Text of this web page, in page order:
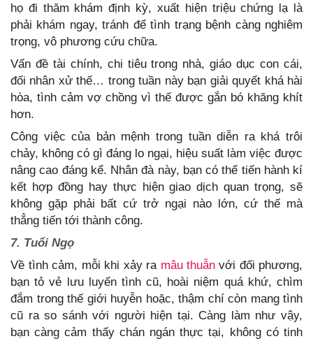
họ đi thăm khám định kỳ, xuất hiện triệu chứng lạ là
phải khám ngay, tránh để tình trạng bệnh càng nghiêm
trọng, vô phương cứu chữa.
Vấn đề tài chính, chi tiêu trong nhà, giáo dục con cái,
đối nhân xử thế… trong tuần này bạn giải quyết khá hài
hòa, tình cảm vợ chồng vì thế được gắn bó khăng khít
hơn.
Công việc của bản mệnh trong tuần diễn ra khá trôi
chảy, không có gì đáng lo ngại, hiệu suất làm việc được
nâng cao đáng kể. Nhân đà này, bạn có thể tiến hành kí
kết hợp đồng hay thực hiện giao dịch quan trọng, sẽ
không gặp phải bất cứ trở ngại nào lớn, cứ thế mà
thẳng tiến tới thành công.
7. Tuổi Ngọ
Về tình cảm, mỗi khi xảy ra mâu thuẫnvới đối phương,
bạn tỏ vẻ lưu luyến tình cũ, hoài niệm quá khứ, chìm
đắm trong thế giới huyễn hoặc, thậm chí còn mang tình
cũ ra so sánh với người hiện tại. Càng làm như vậy,
bạn càng cảm thấy chán ngán thực tại, không có tinh